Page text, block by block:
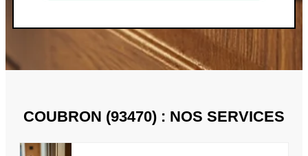
COUBRON (93470) : NOS SERVICES